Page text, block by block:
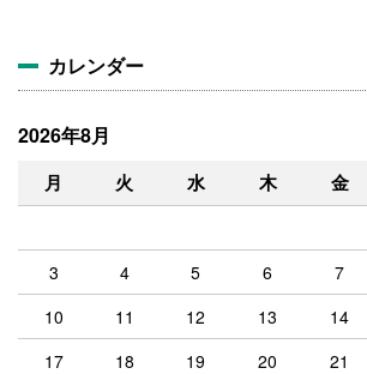
カレンダー
2026年8月
月 火 水 木 金
3
4 5 6 7
10
11 12 13 14
17
18 19 20 21